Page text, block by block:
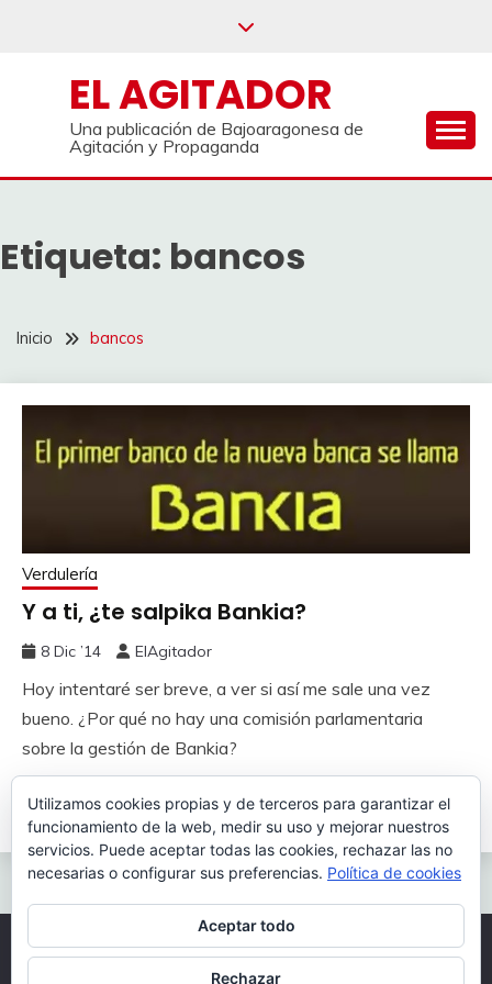
EL AGITADOR
Una publicación de Bajoaragonesa de
Agitación y Propaganda
Etiqueta: bancos
Inicio bancos
Verdulería
Y a ti, ¿te salpika Bankia?
8 Dic ’14 ElAgitador
Hoy intentaré ser breve, a ver si así me sale una vez
bueno. ¿Por qué no hay una comisión parlamentaria
sobre la gestión de Bankia?
Leer más
Todos los derechos reservados 2026.
Utilizamos cookies propias y de terceros para garantizar el
funcionamiento de la web, medir su uso y mejorar nuestros
servicios. Puede aceptar todas las cookies, rechazar las no
necesarias o configurar sus preferencias. Política de cookies
Aceptar todo
Rechazar